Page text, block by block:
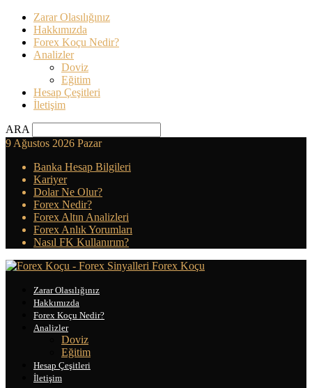
Zarar Olasılığınız
Hakkımızda
Forex Koçu Nedir?
Analizler
Doviz
Eğitim
Hesap Çeşitleri
İletişim
ARA
9 Ağustos 2026 Pazar
Banka Hesap Bilgileri
Kariyer
Dolar Ne Olur?
Forex Nedir?
Forex Altın Analizleri
Forex Anlık Yorumları
Nasıl FK Kullanırım?
Forex Koçu
Zarar Olasılığınız
Hakkımızda
Forex Koçu Nedir?
Analizler
Doviz
Eğitim
Hesap Çeşitleri
İletişim